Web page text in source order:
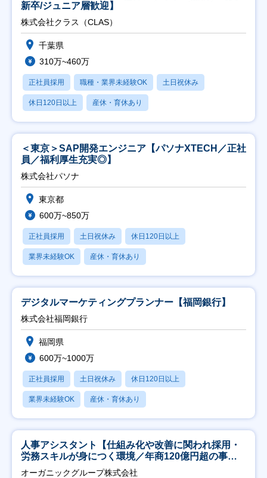
新卒/ジュニア層歓迎】
株式会社クラス（CLAS）
千葉県
310万~460万
正社員採用 職種・業界未経験OK 土日祝休み
休日120日以上 産休・育休あり
＜東京＞SAP開発エンジニア【パソナXTECH／正社
員／福利厚生充実◎】
株式会社パソナ
東京都
600万~850万
正社員採用 土日祝休み 休日120日以上
業界未経験OK 産休・育休あり
デジタルマーケティングプランナー【福岡銀行】
株式会社福岡銀行
福岡県
600万~1000万
正社員採用 土日祝休み 休日120日以上
業界未経験OK 産休・育休あり
人事アシスタント【仕組み化や改善に関われ採用・
労務スキルが身につく環境／年商120億円超の事業
会社】
オーガニックグループ株式会社